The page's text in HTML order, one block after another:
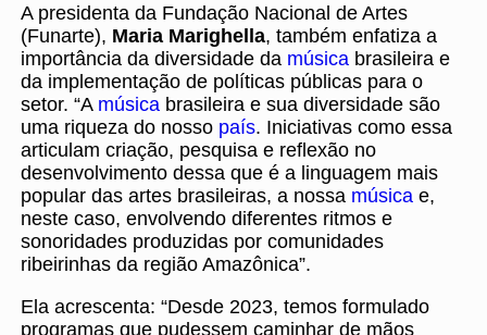
A presidenta da Fundação Nacional de Artes
(Funarte), Maria Marighella, também enfatiza a
importância da diversidade da música brasileira e
da implementação de políticas públicas para o
setor. “A música brasileira e sua diversidade são
uma riqueza do nosso país. Iniciativas como essa
articulam criação, pesquisa e reflexão no
desenvolvimento dessa que é a linguagem mais
popular das artes brasileiras, a nossa música e,
neste caso, envolvendo diferentes ritmos e
sonoridades produzidas por comunidades
ribeirinhas da região Amazônica”.
Ela acrescenta: “Desde 2023, temos formulado
programas que pudessem caminhar de mãos